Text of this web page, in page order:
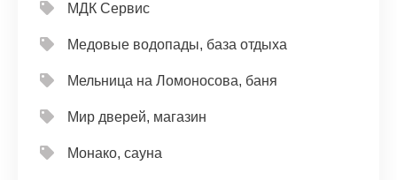
МДК Сервис
Медовые водопады, база отдыха
Мельница на Ломоносова, баня
Мир дверей, магазин
Монако, сауна